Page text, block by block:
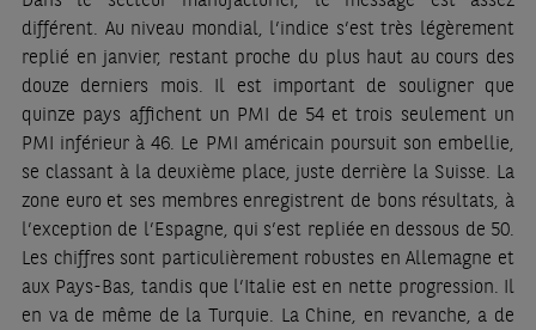
différent. Au niveau mondial, l’indice s’est très légèrement
replié en janvier, restant proche du plus haut au cours des
douze derniers mois. Il est important de souligner que
quinze pays affichent un PMI de 54 et trois seulement un
PMI inférieur à 46. Le PMI américain poursuit son embellie,
se classant à la deuxième place, juste derrière la Suisse. La
zone euro et ses membres enregistrent de bons résultats, à
l’exception de l’Espagne, qui s’est repliée en dessous de 50.
Les chiffres sont particulièrement robustes en Allemagne et
aux Pays-Bas, tandis que l’Italie est en nette progression. Il
en va de même de la Turquie. La Chine, en revanche, a de